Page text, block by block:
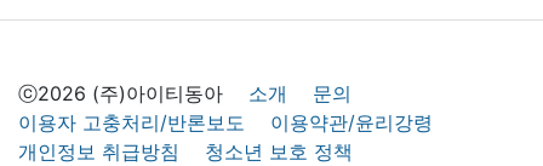
ⓒ2026 (주)아이티동아 소개
문의
이용자 고충처리/반론보도
이용약관/윤리강령
개인정보 취급방침
청소년 보호 정책